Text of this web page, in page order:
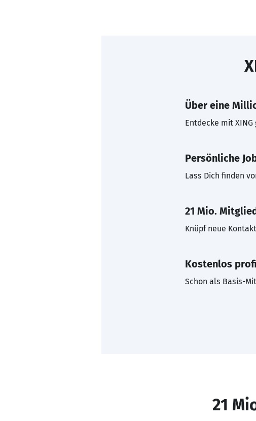
Über eine
Entdecke mit
Persönliche
Lass Dich finden
21 Mio.
Knüpf neue
Kostenlos
Schon als Basis-
21